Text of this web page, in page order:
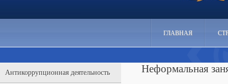
ГЛАВНАЯ
Антикоррупционная деятельность Неформальная